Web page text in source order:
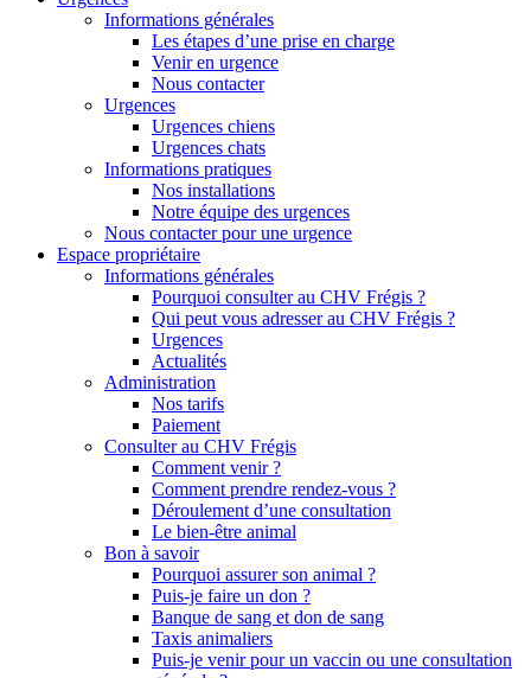
Informations générales
Les étapes d’une prise en charge
Venir en urgence
Nous contacter
Urgences
Urgences chiens
Urgences chats
Informations pratiques
Nos installations
Notre équipe des urgences
Nous contacter pour une urgence
Espace propriétaire
Informations générales
Pourquoi consulter au CHV Frégis ?
Qui peut vous adresser au CHV Frégis ?
Urgences
Actualités
Administration
Nos tarifs
Paiement
Consulter au CHV Frégis
Comment venir ?
Comment prendre rendez-vous ?
Déroulement d’une consultation
Le bien-être animal
Bon à savoir
Pourquoi assurer son animal ?
Puis-je faire un don ?
Banque de sang et don de sang
Taxis animaliers
Puis-je venir pour un vaccin ou une consultation